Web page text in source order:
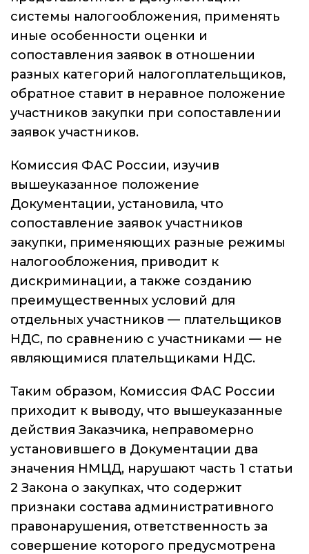
системы налогообложения, применять
иные особенности оценки и
сопоставления заявок в отношении
разных категорий налогоплательщиков,
обратное ставит в неравное положение
участников закупки при сопоставлении
заявок участников.
Комиссия ФАС России, изучив
вышеуказанное положение
Документации, установила, что
сопоставление заявок участников
закупки, применяющих разные режимы
налогообложения, приводит к
дискриминации, а также созданию
преимущественных условий для
отдельных участников — плательщиков
НДС, по сравнению с участниками — не
являющимися плательщиками НДС.
Таким образом, Комиссия ФАС России
приходит к выводу, что вышеуказанные
действия Заказчика, неправомерно
установившего в Документации два
значения НМЦД, нарушают часть 1 статьи
2 Закона о закупках, что содержит
признаки состава административного
правонарушения, ответственность за
совершение которого предусмотрена